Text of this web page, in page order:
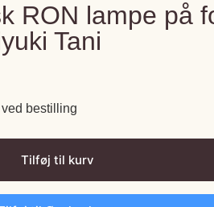
RON lampe på
Tani
bestilling
Tilføj til kurv